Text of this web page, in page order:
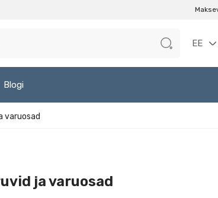
EE
Blogi
varuosad
ja varuosad